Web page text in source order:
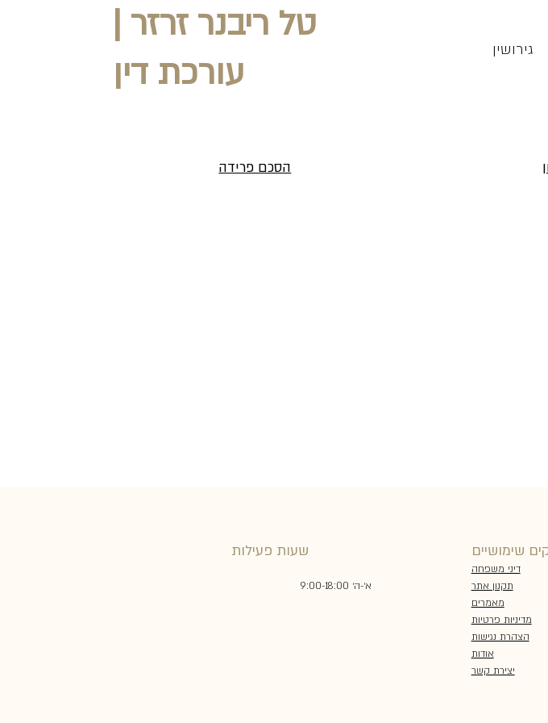
גירושין
טל ריבנר זרזר |
עורכת דין
הסכם פרידה
שעות פעילות
א׳-ה׳ 9:00-18:00
שימושיים
דיני משפחה
תקנון אתר
מאמרים
מדיניות פרטיות
הצהרת נגישות
אודות
יצירת קשר